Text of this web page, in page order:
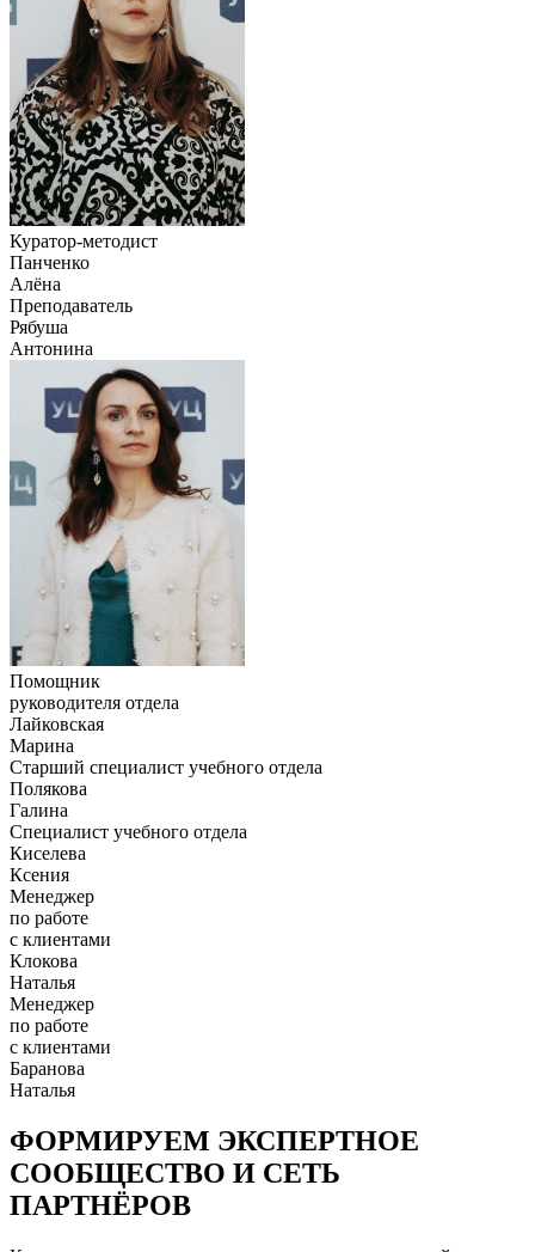
Куратор-методист
Панченко
Алёна
Преподаватель
Рябуша
Антонина
Помощник
руководителя отдела
Лайковская
Марина
Старший специалист учебного отдела
Полякова
Галина
Специалист учебного отдела
Киселева
Ксения
Менеджер
по работе
с клиентами
Клокова
Наталья
Менеджер
по работе
с клиентами
Баранова
Наталья
ФОРМИРУЕМ ЭКСПЕРТНОЕ
СООБЩЕСТВО И СЕТЬ
ПАРТНЁРОВ